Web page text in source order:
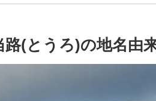
路(とうろ)の地名由